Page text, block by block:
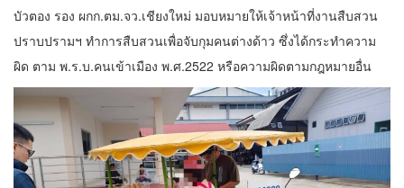
บัวตอง รอง ผกก.ตม.จว.เชียงใหม่ มอบหมายให้เจ้าหน้าที่งานสืบสวน
ปราบปรามฯ ทำการสืบสวนเพื่อจับกุมคนต่างด้าว ซึ่งได้กระทำความ
ผิด ตาม พ.ร.บ.คนเข้าเมือง พ.ศ.2522 หรือความผิดตามกฎหมายอื่น